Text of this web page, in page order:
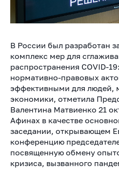
В России был разработан
комплекс мер для
распространения COVID-
нормативно-правовых
эффективными для людей,
экономики, отметила
Валентина Матвиенко 21
Афинах в качестве
заседании, открывающем
конференцию
посвященную обмену
кризиса, вызванного